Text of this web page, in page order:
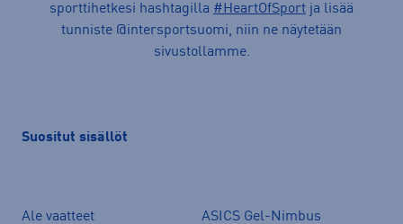
sporttihetkesi hashtagilla #HeartOfSport ja lisää
tunniste @intersportsuomi, niin ne näytetään
sivustollamme.
Suositut sisällöt
Ale vaatteet
ASICS Gel-Nimbus